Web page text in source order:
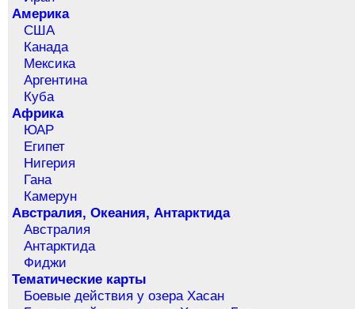
Америка
США
Канада
Мексика
Аргентина
Куба
Африка
ЮАР
Египет
Нигерия
Гана
Камерун
Австралия, Океания, Антарктида
Австралия
Антарктида
Фиджи
Тематические карты
Боевые действия у озера Хасан